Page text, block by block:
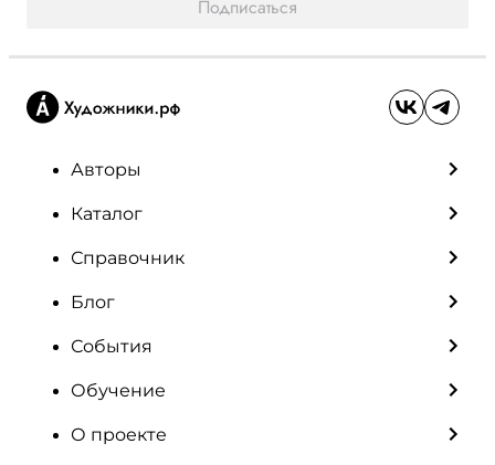
Подписаться
Авторы
Каталог
Справочник
Блог
События
Обучение
О проекте